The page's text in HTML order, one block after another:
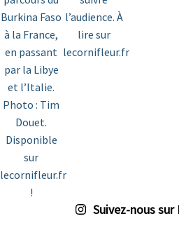
Suivez-nous